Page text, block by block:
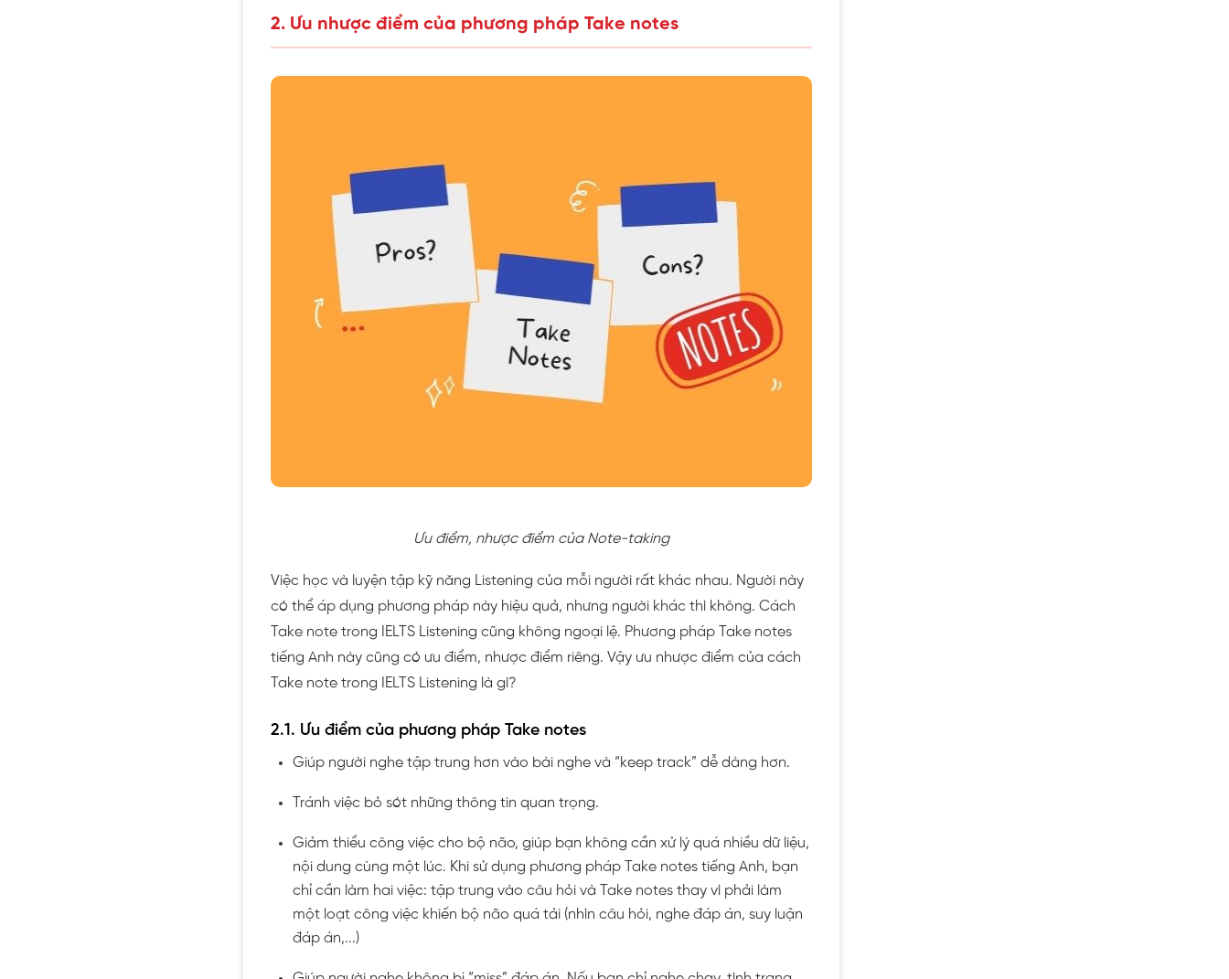
2. Ưu nhược điểm của phương pháp Take notes
Ưu điểm, nhược điểm của Note-taking
Việc học và luyện tập kỹ năng Listening của mỗi người rất khác nhau. Người này
có thể áp dụng phương pháp này hiệu quả, nhưng người khác thì không. Cách
Take note trong IELTS Listening cũng không ngoại lệ. Phương pháp Take notes
tiếng Anh này cũng có ưu điểm, nhược điểm riêng. Vậy ưu nhược điểm của cách
Take note trong IELTS Listening là gì?
2.1. Ưu điểm của phương pháp Take notes
Giúp người nghe tập trung hơn vào bài nghe và “keep track” dễ dàng hơn.
Tránh việc bỏ sót những thông tin quan trọng.
Giảm thiểu công việc cho bộ não, giúp bạn không cần xử lý quá nhiều dữ liệu,
nội dung cùng một lúc. Khi sử dụng phương pháp Take notes tiếng Anh, bạn
chỉ cần làm hai việc: tập trung vào câu hỏi và Take notes thay vì phải làm
một loạt công việc khiến bộ não quá tải (nhìn câu hỏi, nghe đáp án, suy luận
đáp án,...)